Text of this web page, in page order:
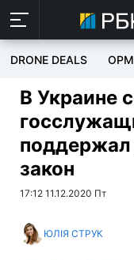
DRONE DEALS
В Украине
закон
17:12 11.12.2020 Пт
ЮЛІЯ СТРУК